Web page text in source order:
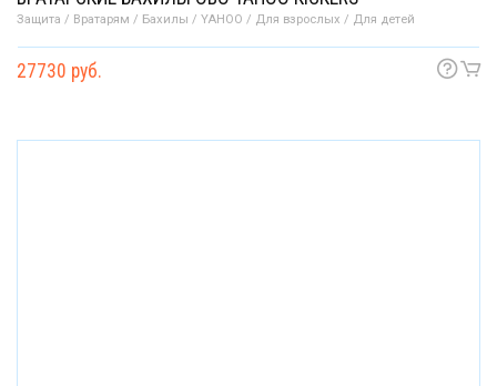
Защита / Вратарям / Бахилы / YAHOO / Для взрослых / Для детей
27730 руб.